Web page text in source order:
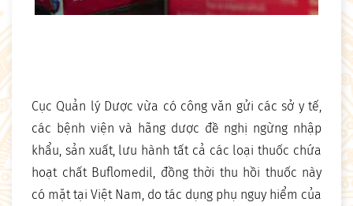
Cục Quản lý Dược vừa có công văn gửi các sở y tế,
các bệnh viện và hãng dược đề nghị ngừng nhập
khẩu, sản xuất, lưu hành tất cả các loại thuốc chứa
hoạt chất Buflomedil, đồng thời thu hồi thuốc này
có mặt tại Việt Nam, do tác dụng phụ nguy hiểm của